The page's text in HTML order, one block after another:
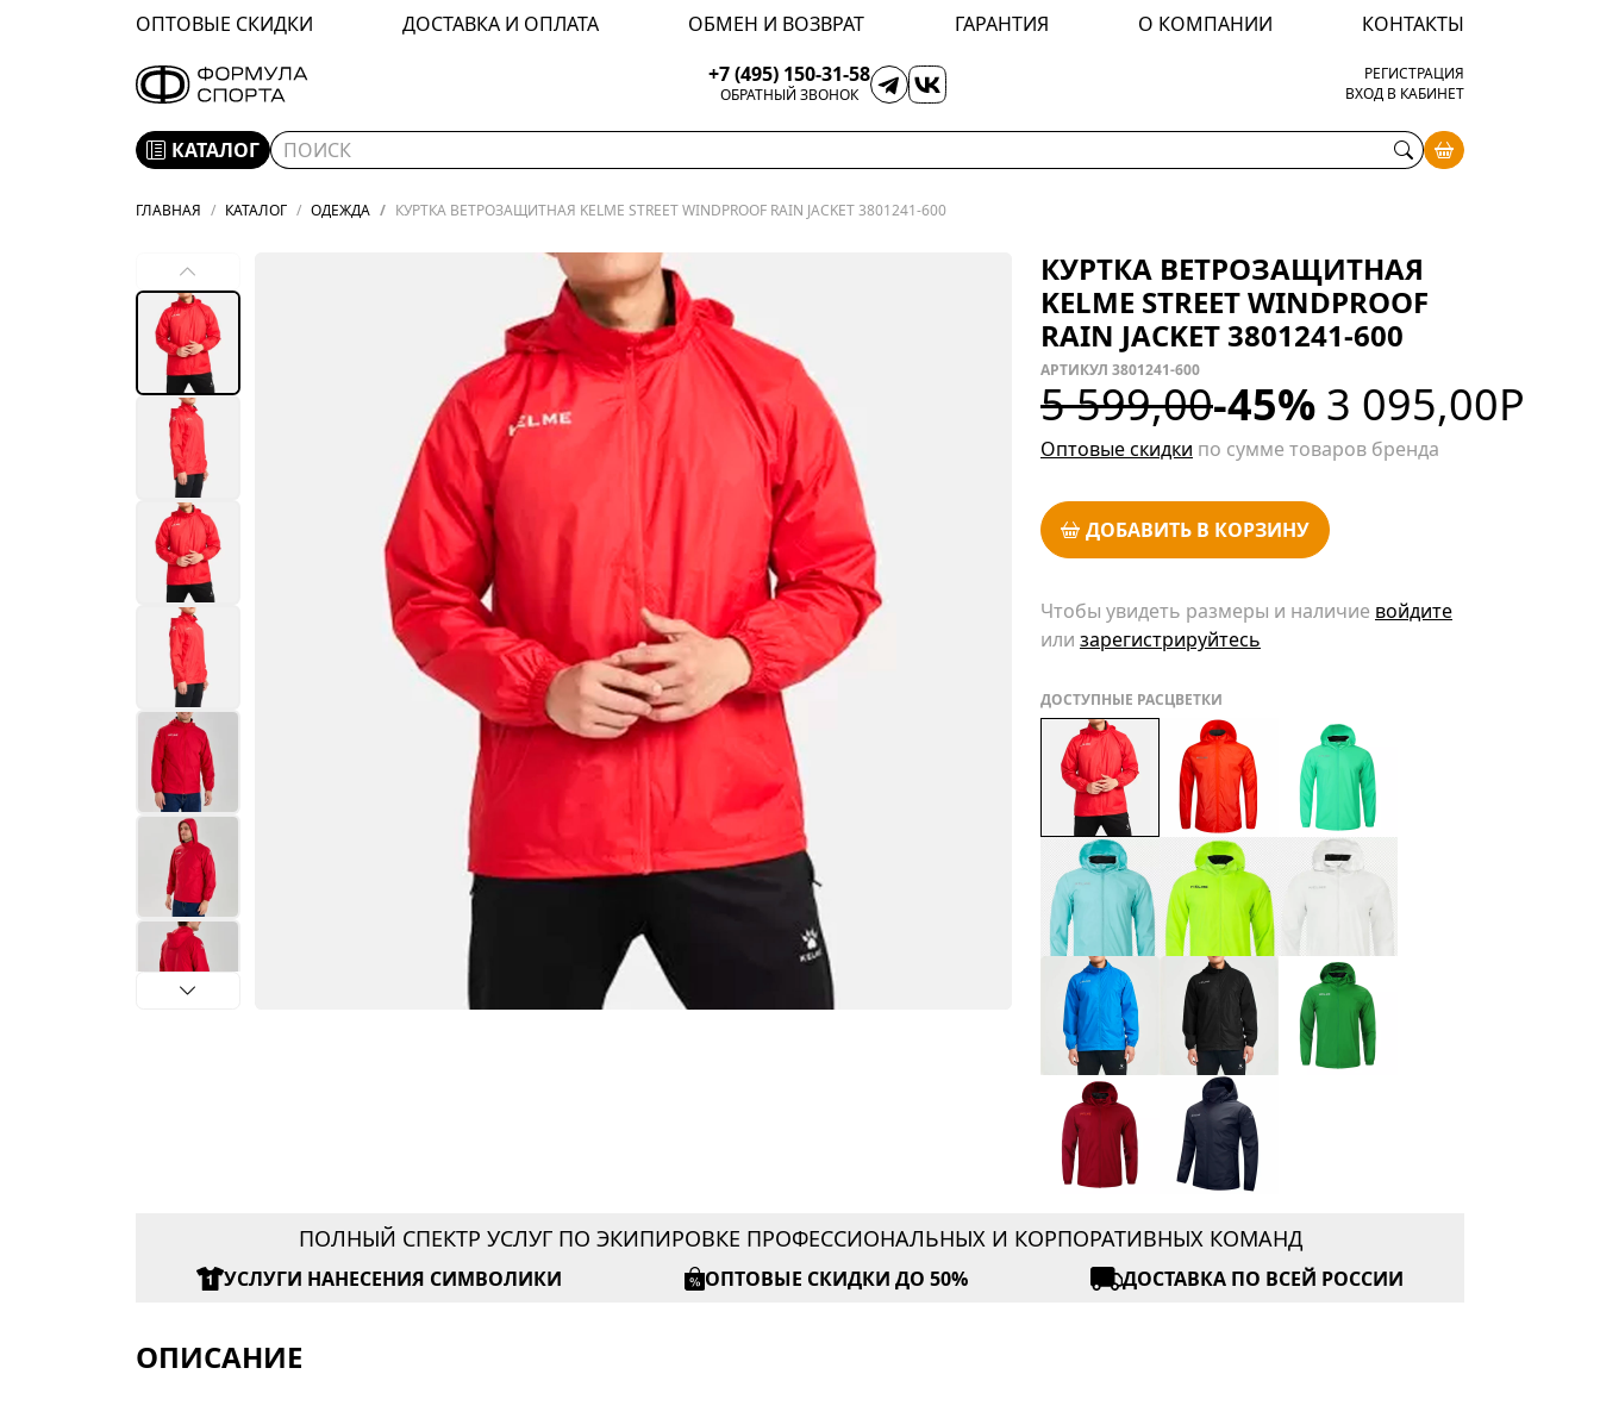
ОПТОВЫЕ СКИДКИ ДОСТАВКА И ОПЛАТА ОБМЕН И ВОЗВРАТ ГАРАНТИЯ О КОМПАНИИ
КОНТАКТЫ
+7 (495) 150-31-58
ОБРАТНЫЙ ЗВОНОК
РЕГИСТРАЦИЯ
ВХОД В КАБИНЕТ
КАТАЛОГ
ГЛАВНАЯ КАТАЛОГ ОДЕЖДА КУРТКА ВЕТРОЗАЩИТНАЯ KELME STREET WINDPROOF RAIN JACKET 3801241-600
КУРТКА ВЕТРОЗАЩИТНАЯ
KELME STREET WINDPROOF
RAIN JACKET 3801241-600
АРТИКУЛ 3801241-600
5 599,00-45% 3 095,00Р
Оптовые скидки по сумме товаров бренда
ДОБАВИТЬ В КОРЗИНУ
Чтобы увидеть размеры и наличие войдите
или зарегистрируйтесь
ДОСТУПНЫЕ РАСЦВЕТКИ
ПОЛНЫЙ СПЕКТР УСЛУГ ПО ЭКИПИРОВКЕ ПРОФЕССИОНАЛЬНЫХ И КОРПОРАТИВНЫХ КОМАНД
УСЛУГИ НАНЕСЕНИЯ СИМВОЛИКИ ОПТОВЫЕ СКИДКИ ДО 50% ДОСТАВКА ПО ВСЕЙ РОССИИ
ОПИСАНИЕ